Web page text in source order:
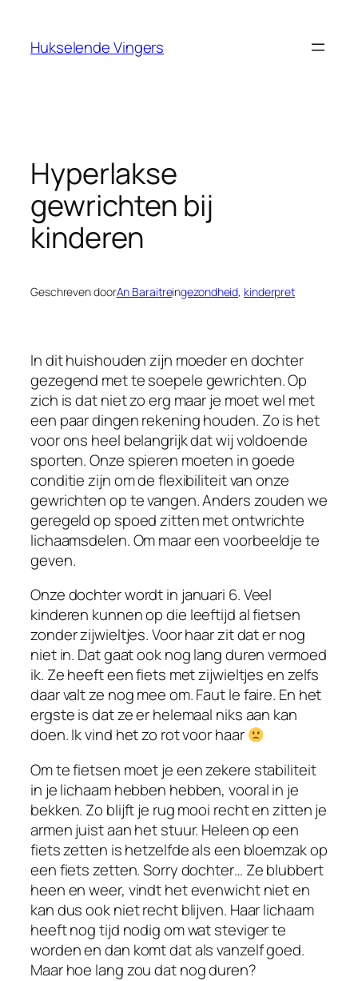
Hukselende Vingers
Hyperlakse
gewrichten bij
kinderen
Geschreven doorAn Baraitreingezondheid, kinderpret
In dit huishouden zijn moeder en dochter
gezegend met te soepele gewrichten. Op
zich is dat niet zo erg maar je moet wel met
een paar dingen rekening houden. Zo is het
voor ons heel belangrijk dat wij voldoende
sporten. Onze spieren moeten in goede
conditie zijn om de flexibiliteit van onze
gewrichten op te vangen. Anders zouden we
geregeld op spoed zitten met ontwrichte
lichaamsdelen. Om maar een voorbeeldje te
geven.
Onze dochter wordt in januari 6. Veel
kinderen kunnen op die leeftijd al fietsen
zonder zijwieltjes. Voor haar zit dat er nog
niet in. Dat gaat ook nog lang duren vermoed
ik. Ze heeft een fiets met zijwieltjes en zelfs
daar valt ze nog mee om. Faut le faire. En het
ergste is dat ze er helemaal niks aan kan
doen. Ik vind het zo rot voor haar
Om te fietsen moet je een zekere stabiliteit
in je lichaam hebben hebben, vooral in je
bekken. Zo blijft je rug mooi recht en zitten je
armen juist aan het stuur. Heleen op een
fiets zetten is hetzelfde als een bloemzak op
een fiets zetten. Sorry dochter… Ze blubbert
heen en weer, vindt het evenwicht niet en
kan dus ook niet recht blijven. Haar lichaam
heeft nog tijd nodig om wat steviger te
worden en dan komt dat als vanzelf goed.
Maar hoe lang zou dat nog duren?